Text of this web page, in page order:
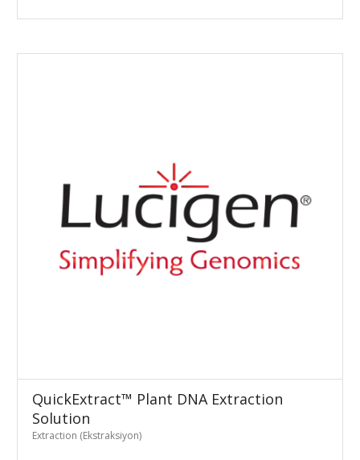
QuickExtract™ Plant DNA Extraction
Solution
Extraction (Ekstraksiyon)